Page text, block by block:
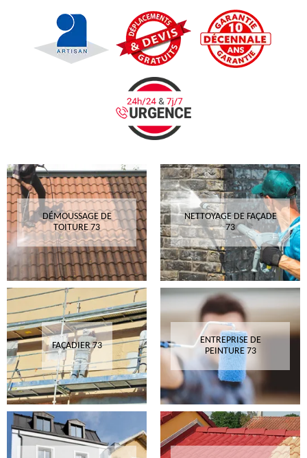
DÉMOUSSAGE DE
TOITURE 73
NETTOYAGE DE FAÇADE
73
FAÇADIER 73
ENTREPRISE DE
PEINTURE 73